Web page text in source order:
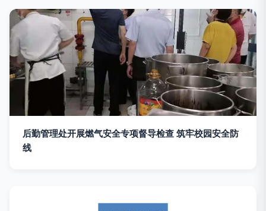
后勤管理处开展燃气安全专项督导检查 筑牢校园安全防
线